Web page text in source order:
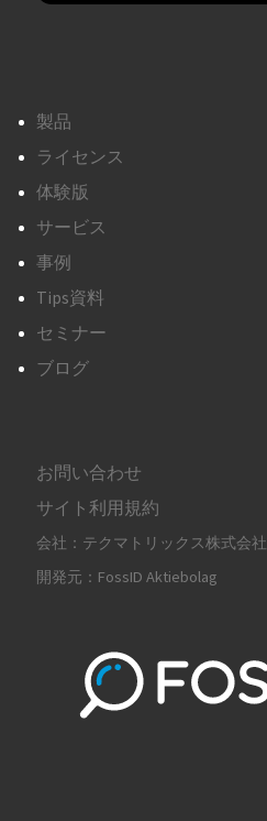
製品
ライセンス
体験版
サービス
事例
Tips資料
セミナー
ブログ
お問い合わせ
サイト利用規約
会社：テクマトリックス株式会社
開発元：FossID Aktiebolag